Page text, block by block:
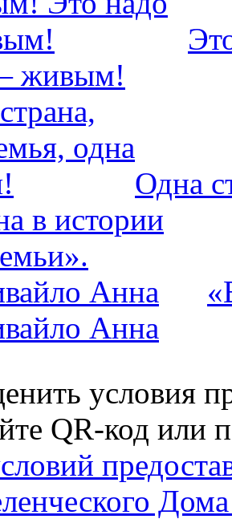
живым!
Одна
Анна
условия
QR-код или